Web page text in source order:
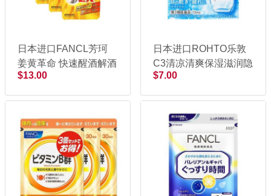
日本进口FANCL芳珂
姜黄革命 快速醒酒解酒
丸 10袋
$13.00
日本进口ROHTO乐敦
C3清凉清爽保湿滋润隐
形眼镜眼药水13ml
$7.00